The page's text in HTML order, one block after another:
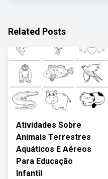
Related Posts
Atividades Sobre
Animais Terrestres
Aquáticos E Aéreos
Para Educação
Infantil